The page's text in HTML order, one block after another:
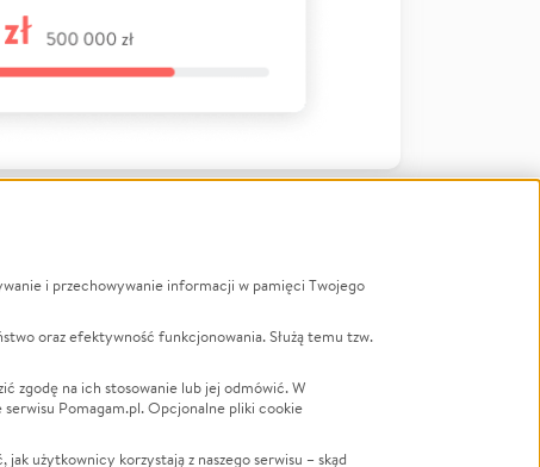
LGBTQ+
Powódź
Wichura
i przechowywanie informacji w pamięci Twojego
oraz efektywność funkcjonowania. Służą temu tzw.
zgodę na ich stosowanie lub jej odmówić. W
Pomagam.pl. Opcjonalne pliki cookie
użytkownicy korzystają z naszego serwisu – skąd